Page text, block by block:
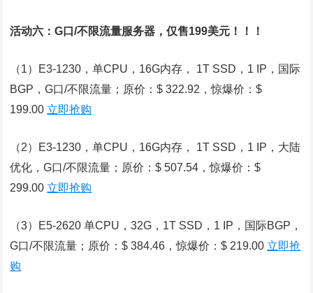
活动六：G口/不限流量服务器，仅售199美元！！！
（1）E3-1230，单CPU，16G内存， 1T SSD，1 IP，国际
BGP，G口/不限流量；原价：$ 322.92，惊爆价：$
199.00 立即抢购
（2）E3-1230，单CPU，16G内存， 1T SSD，1 IP，大陆
优化，G口/不限流量；原价：$ 507.54，惊爆价：$
299.00 立即抢购
（3）E5-2620 单CPU，32G，1T SSD，1 IP，国际BGP，
G口/不限流量；原价：$ 384.46，惊爆价：$ 219.00 立即抢
购